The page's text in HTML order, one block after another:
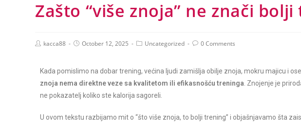
Zašto “više znoja” ne znači
kacca88 October 12, 2025 Uncategorized 0 Comments
Kada pomislimo na dobar trening, većina ljudi zamišlja obilje znoja, mokru majicu i
znoja nema direktne veze sa kvalitetom ili efikasnošću treninga . Znojenje je
ne pokazatelj koliko ste kalorija sagoreli.
U ovom tekstu razbijamo mit o “što više znoja, to bolji trening” i objašnjavamo šta